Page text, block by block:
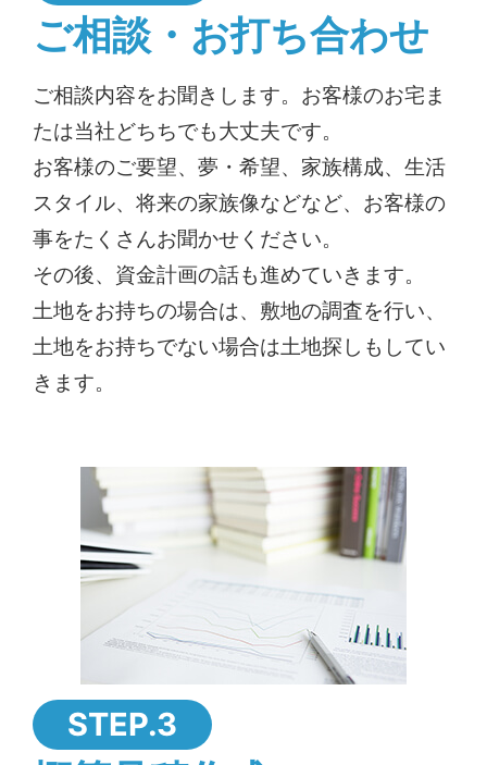
ご相談・お打ち合わせ
ご相談内容をお聞きします。お客様のお宅ま
たは当社どちちでも大丈夫です。
お客様のご要望、夢・希望、家族構成、生活
スタイル、将来の家族像などなど、お客様の
事をたくさんお聞かせください。
その後、資金計画の話も進めていきます。
土地をお持ちの場合は、敷地の調査を行い、
土地をお持ちでない場合は土地探しもしてい
きます。
STEP.3